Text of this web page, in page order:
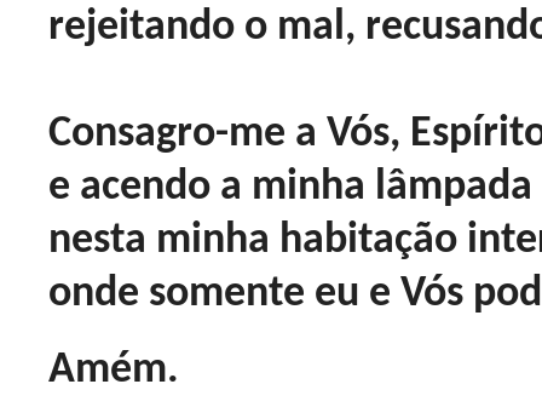
rejeitando o mal,
Consagro-me a Vós,
e acendo a minha
nesta minha habitação
onde somente eu e Vós
Amém.